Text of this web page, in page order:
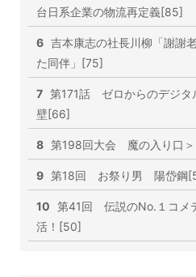
台日系企業の物流再定義[85]
6 吉本康志の社長川柳「謝謝
た同伴」[75]
7 第171話 ゼロからのデジタ
壁[66]
8 第198回大会 魔の入り口
9 第18回 お祭り男 陽岱鋼
10 第41回 伝説のNo.１コメ
活！[50]